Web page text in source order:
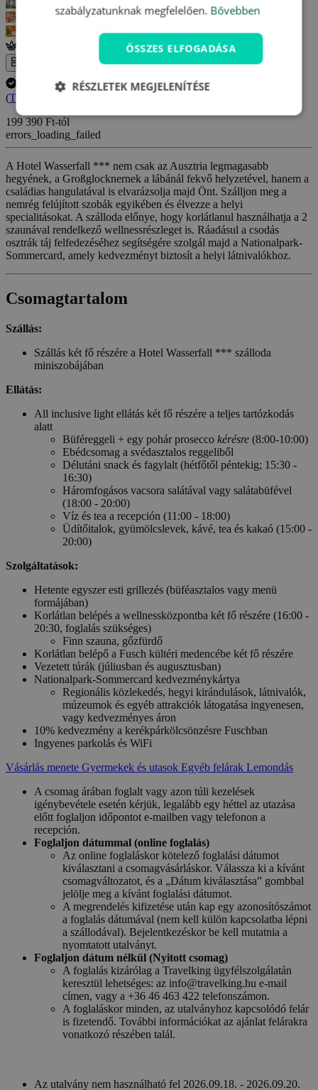
Személyesen ellenőrzött
A tartózkodás időpontjának lemondása INGYENES.
(További információ
199 390 Ft-tól
errors_loading_failed
A Hotel Wasserfall *** nem csak az Ausztria legmagasabb
hegyének, a Großglocknernek a lábánál fekvő helyzetével, hanem a
családias hangulatával is elvarázsolja majd Önt. Szálljon meg a
nemrég felújított szobák egyikében és élvezze a helyi
specialitásokat. A szálloda előnye, hogy korlátlanul használhatja a 2
szaunával rendelkező wellnessrészleget is. Ráadásul a csodás
osztrák táj felfedezéséhez segítségére szolgál majd a Nationalpark-
Sommercard, amely kedvezményt biztosít a helyi látnivalókhoz.
Csomagtartalom
Szállás:
Szállás két fő részére a Hotel Wasserfall *** szálloda
miniszobájában
Ellátás:
All inclusive light ellátás két fő részére a teljes tartózkodás
alatt
Büféreggeli + egy pohár prosecco kérésre (8:00-10:00)
Ebédcsomag a svédasztalos reggeliből
Délutáni snack és fagylalt (hétfőtől péntekig; 15:30 -
16:30)
Háromfogásos vacsora salátával vagy salátabüfével
(18:00 - 20:00)
Víz és tea a recepción (11:00 - 18:00)
Üdítőitalok, gyümölcslevek, kávé, tea és kakaó (15:00 -
20:00)
Szolgáltatások:
Hetente egyszer esti grillezés (büféasztalos vagy menü
formájában)
Korlátlan belépés a wellnessközpontba két fő részére (16:00 -
20:30, foglalás szükséges)
Finn szauna, gőzfürdő
Korlátlan belépő a Fusch kültéri medencébe két fő részére
Vezetett túrák (júliusban és augusztusban)
Nationalpark-Sommercard kedvezménykártya
Regionális közlekedés, hegyi kirándulások, látnivalók,
múzeumok és egyéb attrakciók látogatása ingyenesen,
vagy kedvezményes áron
10% kedvezmény a kerékpárkölcsönzésre Fuschban
Ingyenes parkolás és WiFi
Vásárlás menete Gyermekek és utasok Egyéb felárak Lemondás
A csomag árában foglalt vagy azon túli kezelések
igénybevétele esetén kérjük, legalább egy héttel az utazása
előtt foglaljon időpontot e-mailben vagy telefonon a
recepción.
Foglaljon dátummal (online foglalás)
Az online foglaláskor kötelező foglalási dátumot
kiválasztani a csomagvásárláskor. Válassza ki a kívánt
csomagváltozatot, és a „Dátum kiválasztása” gombbal
jelölje meg a kívánt foglalási dátumot.
A megrendelés kifizetése után kap egy azonosítószámot
a foglalás dátumával (nem kell külön kapcsolatba lépni
a szállodával). Bejelentkezéskor be kell mutatnia a
nyomtatott utalványt.
Foglaljon dátum nélkül (Nyitott csomag)
A foglalás kizárólag a Travelking ügyfélszolgálatán
keresztül lehetséges: az info@travelking.hu e-mail
címen, vagy a +36 46 463 422 telefonszámon.
A foglaláskor minden, az utalványhoz kapcsolódó felár
is fizetendő. További információkat az ajánlat felárakra
vonatkozó részében talál.
Az utalvány nem használható fel 2026.09.18. - 2026.09.20.
szabályzatunknak megfelelően. Bővebben
ÖSSZES ELFOGADÁSA
RÉSZLETEK MEGJELENÍTÉSE